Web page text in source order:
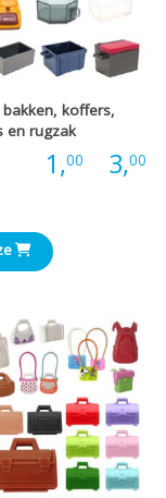
koffers,
en rugzak
1,00 3,00